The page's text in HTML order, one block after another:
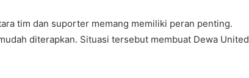
tim dan suporter memang memiliki peran penting.
diterapkan. Situasi tersebut membuat Dewa United